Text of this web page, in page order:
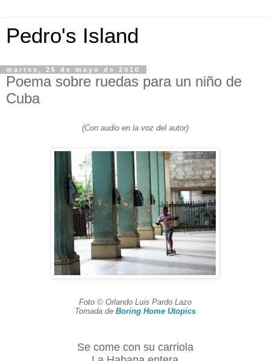
Pedro's Island
martes, 25 de mayo de 2010
Poema sobre ruedas para un niño de
Cuba
(Con audio en la voz del autor)
Foto © Orlando Luis Pardo Lazo
Tomada de Boring Home Utopics
Se come con su carriola